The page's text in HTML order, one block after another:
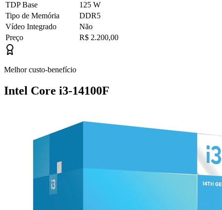
TDP Base
125 W
Tipo de Memória
DDR5
Vídeo Integrado
Não
Preço
R$ 2.200,00
Melhor custo-benefício
Intel Core i3-14100F